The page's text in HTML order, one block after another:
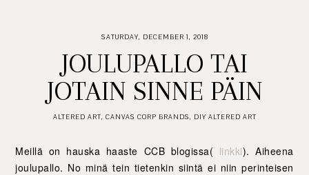
SATURDAY, DECEMBER 1, 2018
JOULUPALLO TAI
JOTAIN SINNE PÄIN
ALTERED ART, CANVAS CORP BRANDS, DIY ALTERED ART
Meillä on hauska haaste CCB blogissa( linkki). Aiheena
joulupallo. No minä tein tietenkin siintä ei niin perinteisen